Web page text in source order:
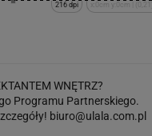
x:0cm y:0cm |
216 dpi
WNĘTRZ?
Programu Partnerskiego.
biuro@ulala.com.pl